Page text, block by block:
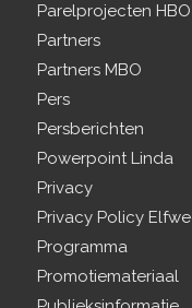
Parelprojecten HBO
Partners
Partners MBO
Pers
Persberichten
Powerpoint Linda
Privacy
Privacy Policy
Programma
Promotiemateriaal